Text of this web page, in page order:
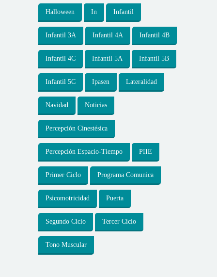
Halloween In Infantil
Infantil 3A Infantil 4A Infantil 4B
Infantil 4C Infantil 5A Infantil 5B
Infantil 5C Ipasen Lateralidad
Navidad Noticias
Percepción Cinestésica
Percepción Espacio-Tiempo PIIE
Primer Ciclo Programa Comunica
Psicomotricidad Puerta
Segundo Ciclo Tercer Ciclo
Tono Muscular